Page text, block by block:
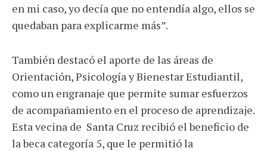
en mi caso, yo decía que no entendía algo, ellos se
quedaban para explicarme más”.
También destacó el aporte de las áreas de
Orientación, Psicología y Bienestar Estudiantil,
como un engranaje que permite sumar esfuerzos
de acompañamiento en el proceso de aprendizaje.
Esta vecina de Santa Cruz recibió el beneficio de
la beca categoría 5, que le permitió la